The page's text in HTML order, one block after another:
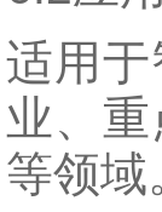
适用
业、
等领域